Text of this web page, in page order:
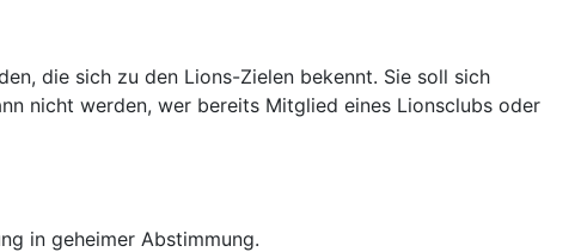
die sich zu den Lions-Zielen bekennt. Sie soll sich
nicht werden, wer bereits Mitglied eines Lionsclubs oder
in geheimer Abstimmung.